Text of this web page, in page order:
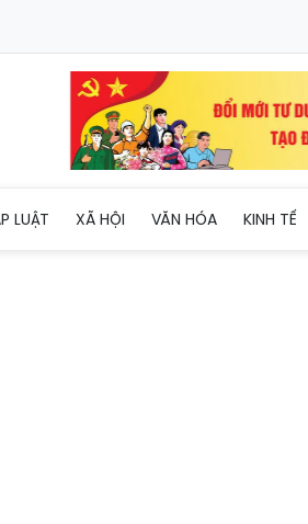
LUẬT XÃ HỘI VĂN HÓA KINH TẾ